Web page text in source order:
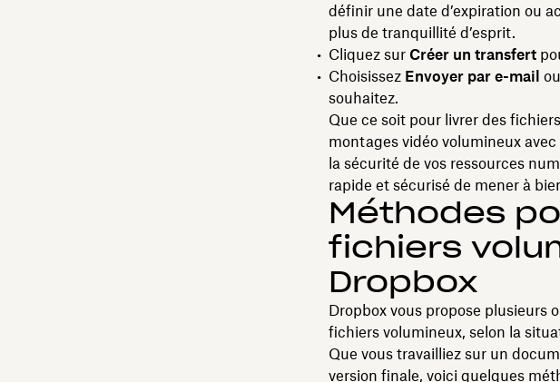
définir une date d’expiration ou
plus de tranquillité d’esprit.
Cliquez sur Créer un transfert
Choisissez Envoyer par e-mail ou
souhaitez.
Que ce soit pour livrer des
montages vidéo volumineux
la sécurité de vos ressources
rapide et sécurisé de mener à
Méthodes
fichiers
Dropbox
Dropbox vous propose plusieurs
fichiers volumineux, selon la
Que vous travailliez sur un
version finale, voici quelques